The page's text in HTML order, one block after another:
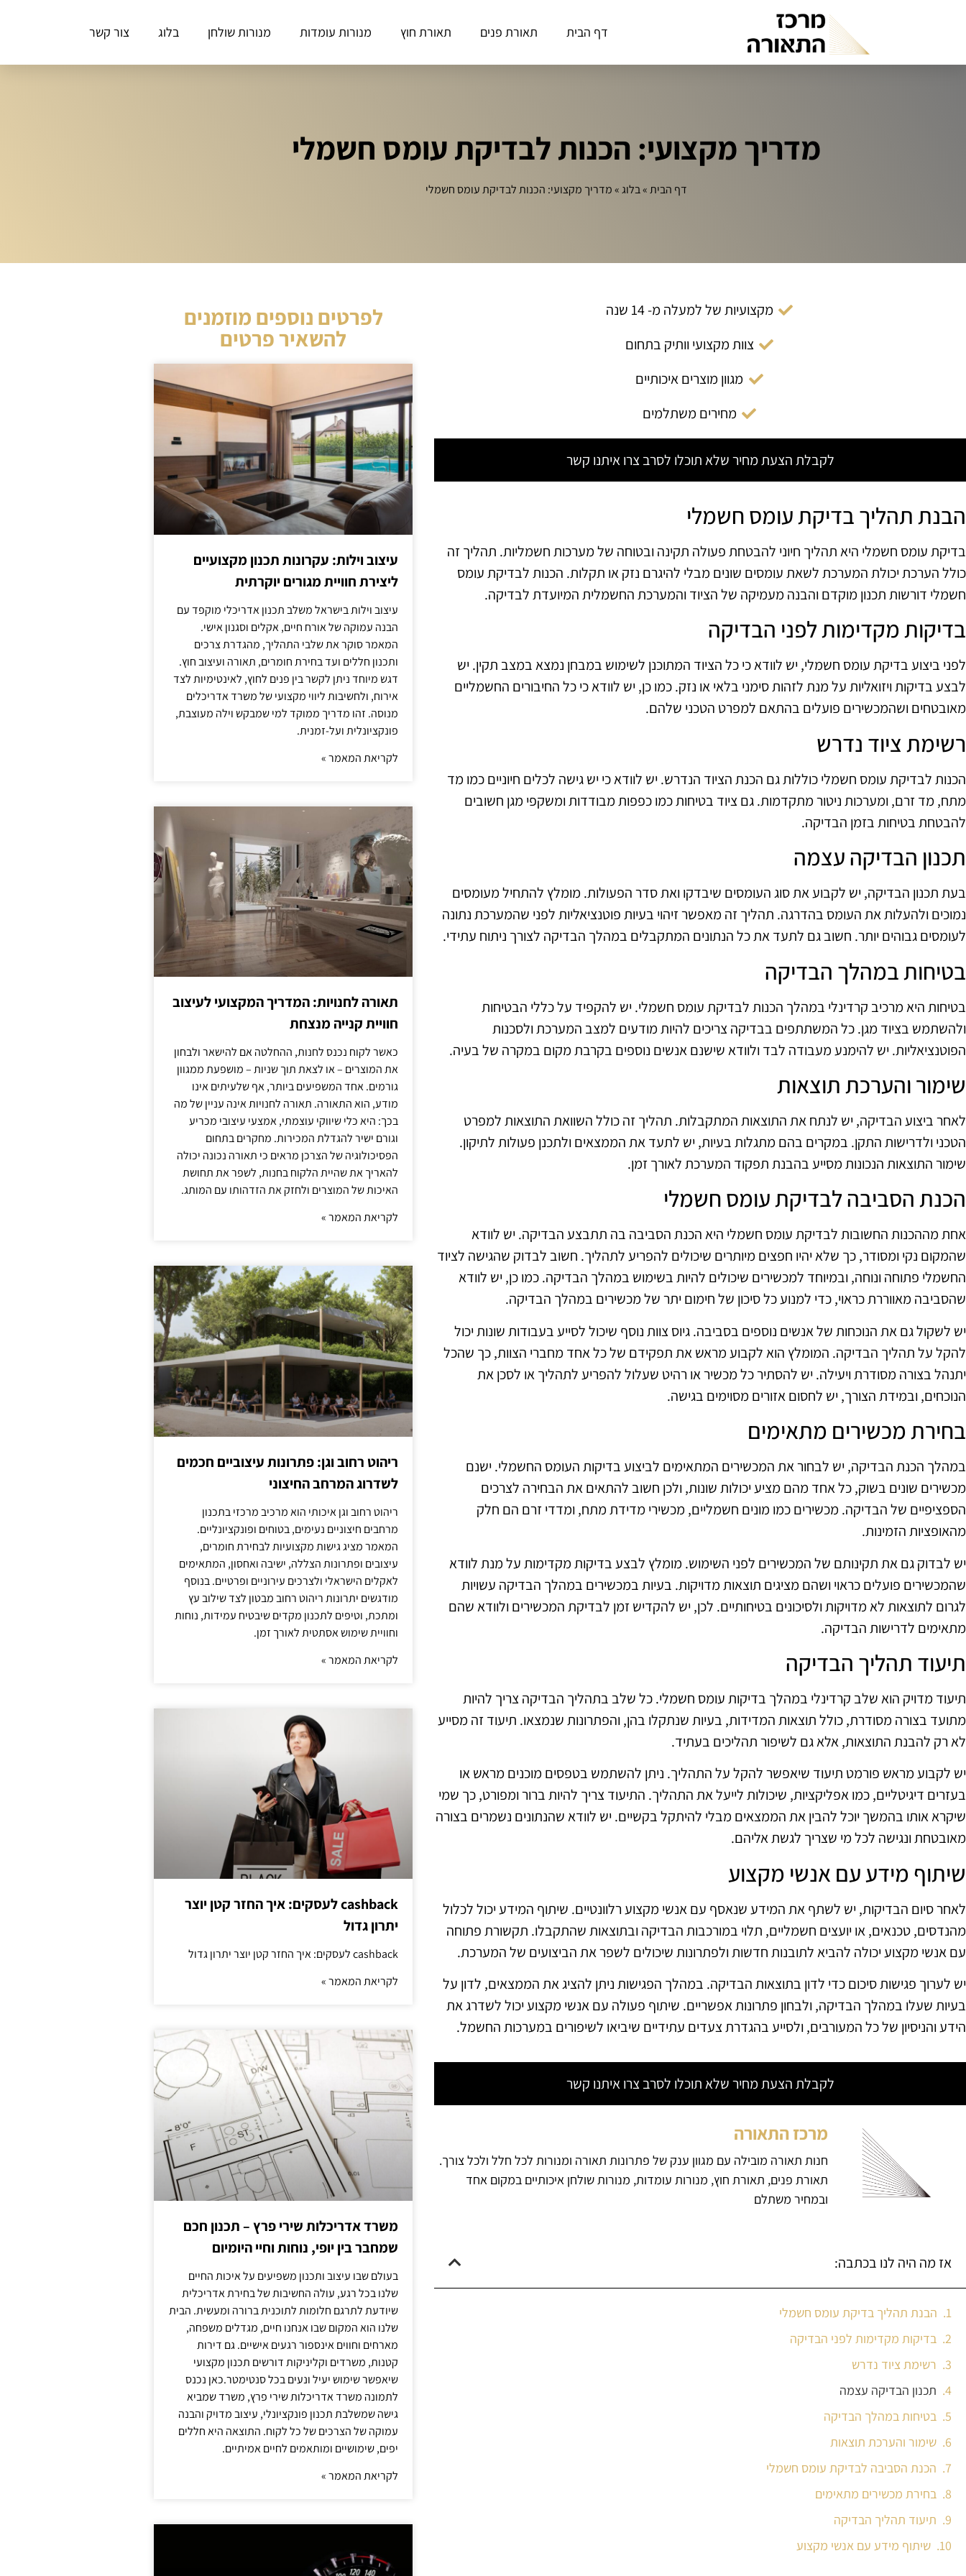
דף הבית תאורת פנים תאורת חוץ מנורות עומדות מנורות שולחן בלוג צור קשר
מדריך מקצועי: הכנות לבדיקת עומס חשמלי
דף הבית»בלוג»מדריך מקצועי: הכנות לבדיקת עומס חשמלי
מקצועיות של למעלה מ- 14 שנה
צוות מקצועי וותיק בתחום
מגוון מוצרים איכותיים
מחירים משתלמים
לקבלת הצעת מחיר שלא תוכלו לסרב צרו איתנו קשר
הבנת תהליך בדיקת עומס חשמלי
בדיקת עומס חשמלי היא תהליך חיוני להבטחת פעולה תקינה ובטוחה של מערכות חשמליות. תהליך זה
כולל הערכת יכולת המערכת לשאת עומסים שונים מבלי להיגרם נזק או תקלות. הכנות לבדיקת עומס
חשמלי דורשות תכנון מוקדם והבנה מעמיקה של הציוד והמערכת החשמלית המיועדת לבדיקה.
בדיקות מקדימות לפני הבדיקה
לפני ביצוע בדיקת עומס חשמלי, יש לוודא כי כל הציוד המתוכנן לשימוש במבחן נמצא במצב תקין. יש
לבצע בדיקות ויזואליות על מנת לזהות סימני בלאי או נזק. כמו כן, יש לוודא כי כל החיבורים החשמליים
מאובטחים ושהמכשירים פועלים בהתאם למפרט הטכני שלהם.
רשימת ציוד נדרש
הכנות לבדיקת עומס חשמלי כוללות גם הכנת הציוד הנדרש. יש לוודא כי יש גישה לכלים חיוניים כמו מד
מתח, מד זרם, ומערכות ניטור מתקדמות. גם ציוד בטיחות כמו כפפות מבודדות ומשקפי מגן חשובים
להבטחת בטיחות בזמן הבדיקה.
תכנון הבדיקה עצמה
בעת תכנון הבדיקה, יש לקבוע את סוג העומסים שיבדקו ואת סדר הפעולות. מומלץ להתחיל מעומסים
נמוכים ולהעלות את העומס בהדרגה. תהליך זה מאפשר זיהוי בעיות פוטנציאליות לפני שהמערכת נתונה
לעומסים גבוהים יותר. חשוב גם לתעד את כל הנתונים המתקבלים במהלך הבדיקה לצורך ניתוח עתידי.
בטיחות במהלך הבדיקה
בטיחות היא מרכיב קרדינלי במהלך הכנות לבדיקת עומס חשמלי. יש להקפיד על כללי הבטיחות
ולהשתמש בציוד מגן. כל המשתתפים בבדיקה צריכים להיות מודעים למצב המערכת ולסכנות
הפוטנציאליות. יש להימנע מעבודה לבד ולוודא שישנם אנשים נוספים בקרבת מקום במקרה של בעיה.
שימור והערכת תוצאות
לאחר ביצוע הבדיקה, יש לנתח את התוצאות המתקבלות. תהליך זה כולל השוואת התוצאות למפרט
הטכני ולדרישות התקן. במקרים בהם מתגלות בעיות, יש לתעד את הממצאים ולתכנן פעולות לתיקון.
שימור התוצאות הנכונות מסייע בהבנת תפקוד המערכת לאורך זמן.
הכנת הסביבה לבדיקת עומס חשמלי
אחת מההכנות החשובות לבדיקת עומס חשמלי היא הכנת הסביבה בה תתבצע הבדיקה. יש לוודא
שהמקום נקי ומסודר, כך שלא יהיו חפצים מיותרים שיכולים להפריע לתהליך. חשוב לבדוק שהגישה לציוד
החשמלי פתוחה ונוחה, ובמיוחד למכשירים שיכולים להיות בשימוש במהלך הבדיקה. כמו כן, יש לוודא
שהסביבה מאווררת כראוי, כדי למנוע כל סיכון של חימום יתר של מכשירים במהלך הבדיקה.
יש לשקול גם את הנוכחות של אנשים נוספים בסביבה. גיוס צוות נוסף שיכול לסייע בעבודות שונות יכול
להקל על תהליך הבדיקה. המומלץ הוא לקבוע מראש את תפקידם של כל אחד מחברי הצוות, כך שהכל
יתנהל בצורה מסודרת ויעילה. יש להסתיר כל מכשיר או רהיט שעלול להפריע לתהליך או לסכן את
הנוכחים, ובמידת הצורך, יש לחסום אזורים מסוימים בגישה.
בחירת מכשירים מתאימים
במהלך הכנת הבדיקה, יש לבחור את המכשירים המתאימים לביצוע בדיקות העומס החשמלי. ישנם
מכשירים שונים בשוק, כל אחד מהם מציע יכולות שונות, ולכן חשוב להתאים את הבחירה לצרכים
הספציפיים של הבדיקה. מכשירים כמו מונים חשמליים, מכשירי מדידת מתח, ומדדי זרם הם חלק
מהאופציות הזמינות.
יש לבדוק גם את תקינותם של המכשירים לפני השימוש. מומלץ לבצע בדיקות מקדימות על מנת לוודא
שהמכשירים פועלים כראוי ושהם מציגים תוצאות מדויקות. בעיות במכשירים במהלך הבדיקה עשויות
לגרום לתוצאות לא מדויקות ולסיכונים בטיחותיים. לכן, יש להקדיש זמן לבדיקת המכשירים ולוודא שהם
מתאימים לדרישות הבדיקה.
תיעוד תהליך הבדיקה
תיעוד מדויק הוא שלב קרדינלי במהלך בדיקות עומס חשמלי. כל שלב בתהליך הבדיקה צריך להיות
מתועד בצורה מסודרת, כולל תוצאות המדידות, בעיות שנתקלו בהן, והפתרונות שנמצאו. תיעוד זה מסייע
לא רק להבנת התוצאות, אלא גם לשיפור תהליכים בעתיד.
יש לקבוע מראש פורמט תיעוד שיאפשר להקל על התהליך. ניתן להשתמש בטפסים מוכנים מראש או
בעזרים דיגיטליים, כמו אפליקציות, שיכולות לייעל את התהליך. התיעוד צריך להיות ברור ומפורט, כך שמי
שיקרא אותו בהמשך יוכל להבין את הממצאים מבלי להיתקל בקשיים. יש לוודא שהנתונים נשמרים בצורה
מאובטחת ונגישה לכל מי שצריך לגשת אליהם.
שיתוף מידע עם אנשי מקצוע
לאחר סיום הבדיקות, יש לשתף את המידע שנאסף עם אנשי מקצוע רלוונטיים. שיתוף המידע יכול לכלול
מהנדסים, טכנאים, או יועצים חשמליים, תלוי במורכבות הבדיקה ובתוצאות שהתקבלו. תקשורת פתוחה
עם אנשי מקצוע יכולה להביא לתובנות חדשות ולפתרונות שיכולים לשפר את הביצועים של המערכת.
יש לערוך פגישות סיכום כדי לדון בתוצאות הבדיקה. במהלך הפגישות ניתן להציג את הממצאים, לדון על
בעיות שעלו במהלך הבדיקה, ולבחון פתרונות אפשריים. שיתוף פעולה עם אנשי מקצוע יכול לשדרג את
הידע והניסיון של כל המעורבים, ולסייע בהגדרת צעדים עתידיים שיביאו לשיפורים במערכות החשמל.
לקבלת הצעת מחיר שלא תוכלו לסרב צרו איתנו קשר
מרכז התאורה
חנות תאורה מובילה עם מגוון ענק של פתרונות תאורה ומנורות לכל חלל ולכל צורך.
תאורת פנים, תאורת חוץ, מנורות עומדות, מנורות שולחן איכותיים במקום אחד
ובמחיר משתלם
אז מה היה לנו בכתבה:
הבנת תהליך בדיקת עומס חשמלי
בדיקות מקדימות לפני הבדיקה
רשימת ציוד נדרש
תכנון הבדיקה עצמה
בטיחות במהלך הבדיקה
שימור והערכת תוצאות
הכנת הסביבה לבדיקת עומס חשמלי
בחירת מכשירים מתאימים
תיעוד תהליך הבדיקה
שיתוף מידע עם אנשי מקצוע
לפרטים נוספים מוזמנים
להשאיר פרטים
עיצוב וילות: עקרונות תכנון מקצועיים
ליצירת חוויית מגורים יוקרתית
עיצוב וילות בישראל משלב תכנון אדריכלי מוקפד עם
הבנה עמוקה של אורח חיים, אקלים וסגנון אישי.
המאמר סוקר את שלבי התהליך, מהגדרת צרכים
ותכנון חללים ועד בחירת חומרים, תאורה ועיצוב חוץ.
דגש מיוחד ניתן לקשר בין פנים לחוץ, לאינטימיות לצד
אירוח, ולחשיבות ליווי מקצועי של משרד אדריכלים
מנוסה. זהו מדריך ממוקד למי שמבקש וילה מעוצבת,
פונקציונלית ועל-זמנית.
לקריאת המאמר »
תאורה לחנויות: המדריך המקצועי לעיצוב
חוויית קנייה מנצחת
כאשר לקוח נכנס לחנות, ההחלטה אם להישאר ולבחון
את המוצרים – או לצאת תוך שניות – מושפעת ממגוון
גורמים. אחד המשפיעים ביותר, אף שלעיתים אינו
מודע, הוא התאורה. תאורה לחנויות אינה עניין של מה
בכך: היא כלי שיווקי עוצמתי, אמצעי עיצובי מכריע
וגורם ישיר להגדלת המכירות. מחקרים בתחום
הפסיכולוגיה של הצרכן מראים כי תאורה נכונה יכולה
להאריך את שהיית הלקוח בחנות, לשפר את תחושת
האיכות של המוצרים ולחזק את הזדהותו עם המותג.
לקריאת המאמר »
ריהוט רחוב וגן: פתרונות עיצוביים חכמים
לשדרוג המרחב החיצוני
ריהוט רחוב וגן איכותי הוא מרכיב מרכזי בתכנון
מרחבים חיצוניים נעימים, בטוחים ופונקציונליים.
המאמר מציג גישות מקצועיות לבחירת חומרים,
עיצובים ופתרונות הצללה, ישיבה ואחסון, המתאימים
לאקלים הישראלי ולצרכים עירוניים ופרטיים. בנוסף
מודגשים יתרונות ריהוט רחוב מבטון לצד שילוב עץ
ומתכת, וטיפים לתכנון מקדים שיבטיח עמידות, נוחות
וחוויית שימוש אסתטית לאורך זמן.
לקריאת המאמר »
cashback לעסקים: איך החזר קטן יוצר
יתרון גדול
cashback לעסקים: איך החזר קטן יוצר יתרון גדול
לקריאת המאמר »
משרד אדריכלות שירי פרץ – תכנון חכם
שמחבר בין יופי, נוחות וחיי היומיום
בעולם שבו עיצוב ותכנון משפיעים על איכות החיים
שלנו בכל רגע, עולה החשיבות של בחירת אדריכלית
שיודעת לתרגם חלומות לתוכנית ברורה ומעשית. הבית
שלנו הוא המקום שבו אנחנו חיים, מגדלים משפחה,
מארחים וחווים אינספור רגעים אישיים. גם דירות
קטנות, משרדים וקליניקות דורשים תכנון מקצועי
שיאפשר שימוש יעיל ונעים בכל סנטימטר.כאן נכנס
לתמונה משרד אדריכלות שירי פרץ, משרד שמביא
גישה שמשלבת תכנון פונקציונלי, עיצוב מדויק והבנה
עמוקה של הצרכים של כל לקוח. התוצאה היא חללים
יפים, שימושיים ומותאמים לחיים אמיתיים.
לקריאת המאמר »